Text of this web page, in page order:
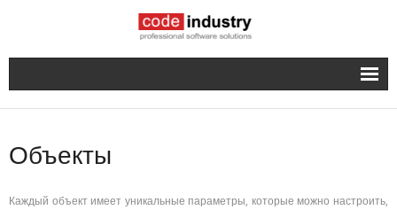
Русский
Объекты
Каждый объект имеет уникальные параметры, которые можно настроить,